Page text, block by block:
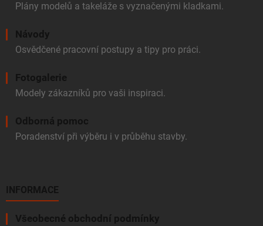
Plány modelů a takeláže s vyznačenými kladkami.
Návody
Osvědčené pracovní postupy a tipy pro práci.
Fotogalerie
Modely zákazníků pro vaši inspiraci.
Odborná pomoc
Poradenství při výběru i v průběhu stavby.
INFORMACE
Všeobecné obchodní podmínky